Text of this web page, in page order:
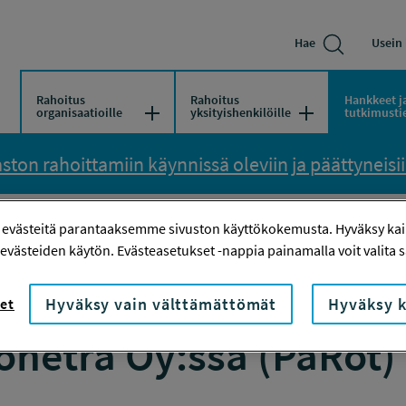
Hae
Rahoitus
organisaatioille Avaa/Sulje valikko
Rahoitus
yksityishenkilöille Avaa/Sulje
Hankkeet
rahoittamiin käynnissä oleviin ja
ROBOTTEJA - MITEN UHKA MUUTETAAN
– miten
Oy:ssa (PaRot)
parantaaksemme sivuston käyttökokemusta. Hyväksy
käytön. Evästeasetukset -nappia painamalla voit valita
Hyväksy vain välttämättömät Hyväksy